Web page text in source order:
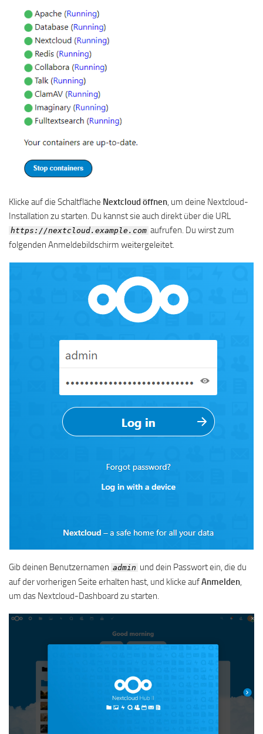
Klicke auf die Schaltfläche Nextcloud öffnen, um deine Nextcloud-
Installation zu starten. Du kannst sie auch direkt über die URL
https://nextcloud.example.com aufrufen. Du wirst zum
folgenden Anmeldebildschirm weitergeleitet.
Gib deinen Benutzernamen admin und dein Passwort ein, die du
auf der vorherigen Seite erhalten hast, und klicke aufAnmelden,
um das Nextcloud-Dashboard zu starten.